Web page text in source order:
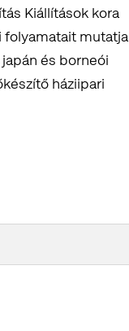
Kiállítások kora
folyamatait mutatja
és borneói
háziipari